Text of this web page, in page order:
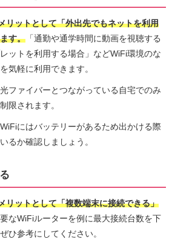
リットとして「外出先でもネットを利用
す。 「通勤や通学時間に動画を視聴する
ットを利用する場合」などWiFi環境のな
気軽に利用できます。
ファイバーとつながっている自宅でのみ
限されます。
にはバッテリーがあるため出かける際
るか確認しましょう。
リットとして「複数端末に接続できる」
なWiFiルーターを例に最大接続台数を下
ひ参考にしてください。